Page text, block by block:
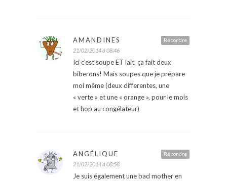
Répondre
AMANDINES
21/02/2014 à 08:46
Ici c’est soupe ET lait, ça fait deux
biberons! Mais soupes que je prépare
moi même (deux differentes, une
« verte » et une « orange », pour le mois
et hop au congélateur)
Répondre
ANGÉLIQUE
21/02/2014 à 08:58
Je suis également une bad mother en